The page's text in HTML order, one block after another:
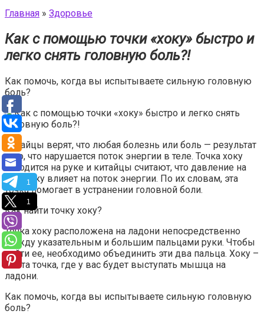
Главная » Здоровье
Как с помощью точки «хоку» быстро и
легко снять головную боль?!
Как помочь, когда вы испытываете сильную головную
боль?
Китайцы верят, что любая болезнь или боль — результат
того, что нарушается поток энергии в теле. Точка хоку
находится на руке и китайцы считают, что давление на
эту точку влияет на поток энергии. По их словам, эта
точка помогает в устранении головной боли.
Как найти точку хоку?
Точка хоку расположена на ладони непосредственно
между указательным и большим пальцами руки. Чтобы
найти ее, необходимо объединить эти два пальца. Хоку –
это та точка, где у вас будет выступать мышца на
ладони.
Как помочь, когда вы испытываете сильную головную
боль?
1
1